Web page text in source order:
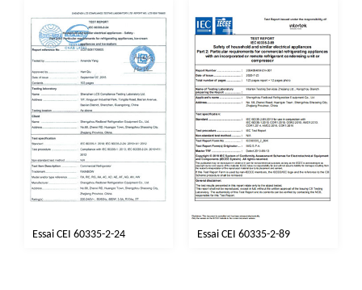
Essai CEI 60335-2-24 Essai CEI 60335-2-89